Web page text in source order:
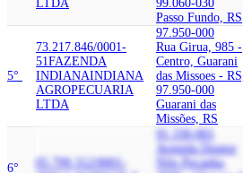
LTDA
99.060-030
Passo Fundo, RS
5°
73.217.846/0001-
51FAZENDA
INDIANAINDIANA
AGROPECUARIA
LTDA
97.950-000
Rua Girua, 985 -
Centro, Guarani
das Missoes - RS,
97.950-000
Guarani das
Missões, RS
6°
05.799.312/0001-
91.330-001
Avenida Doutor
Nilo Pecanha,